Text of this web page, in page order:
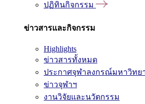
ปฏิทินกิจกรรม
ข่าวสารและกิจกรรม
Highlights
ข่าวสารทั้งหมด
ประกาศจุฬาลงกรณ์มหาวิทย
ข่าวจุฬาฯ
งานวิจัยและนวัตกรรม